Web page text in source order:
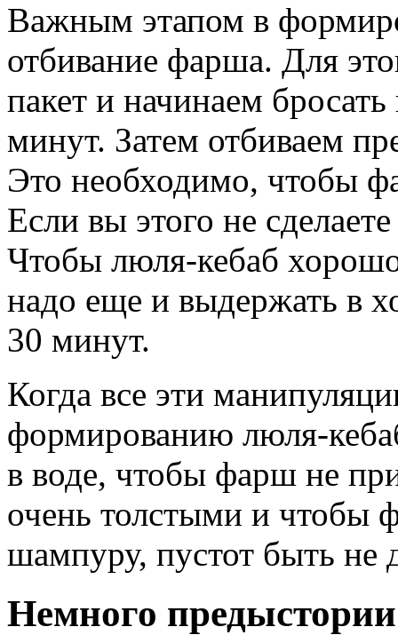
Важным этапом в
отбивание фарша. Для
пакет и начинаем
минут. Затем отбиваем
Это необходимо, чтобы
Если вы этого не
Чтобы люля-кебаб
надо еще и выдержать в
30 минут.
Когда все эти
формированию люля-
в воде, чтобы фарш не
очень толстыми и чтобы
шампуру, пустот быть не
Немного предыстории